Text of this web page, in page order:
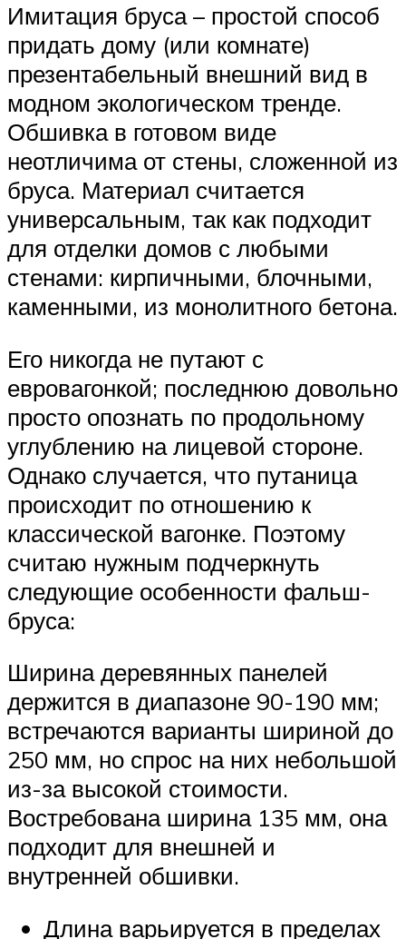
Имитация бруса – простой способ
придать дому (или комнате)
презентабельный внешний вид в
модном экологическом тренде.
Обшивка в готовом виде
неотличима от стены, сложенной из
бруса. Материал считается
универсальным, так как подходит
для отделки домов с любыми
стенами: кирпичными, блочными,
каменными, из монолитного бетона.
Его никогда не путают с
евровагонкой; последнюю довольно
просто опознать по продольному
углублению на лицевой стороне.
Однако случается, что путаница
происходит по отношению к
классической вагонке. Поэтому
считаю нужным подчеркнуть
следующие особенности фальш-
бруса:
Ширина деревянных панелей
держится в диапазоне 90-190 мм;
встречаются варианты шириной до
250 мм, но спрос на них небольшой
из-за высокой стоимости.
Востребована ширина 135 мм, она
подходит для внешней и
внутренней обшивки.
Длина варьируется в пределах